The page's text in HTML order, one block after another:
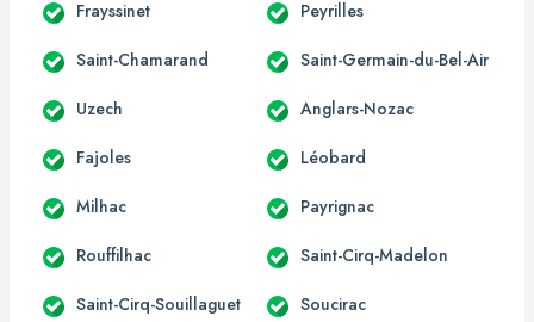
Frayssinet Peyrilles
Saint-Chamarand Saint-Germain-du-Bel-Air
Uzech Anglars-Nozac
Fajoles Léobard
Milhac Payrignac
Rouffilhac Saint-Cirq-Madelon
Saint-Cirq-Souillaguet Soucirac